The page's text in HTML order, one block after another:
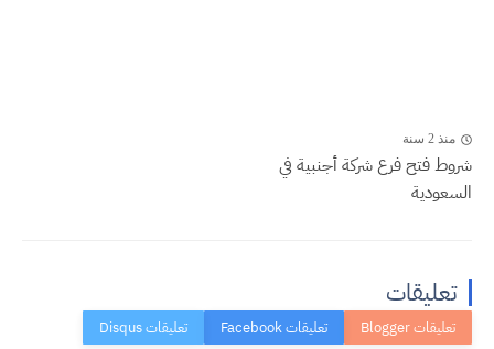
منذ 2 سنة
شروط فتح فرع شركة أجنبية في
السعودية
تعليقات